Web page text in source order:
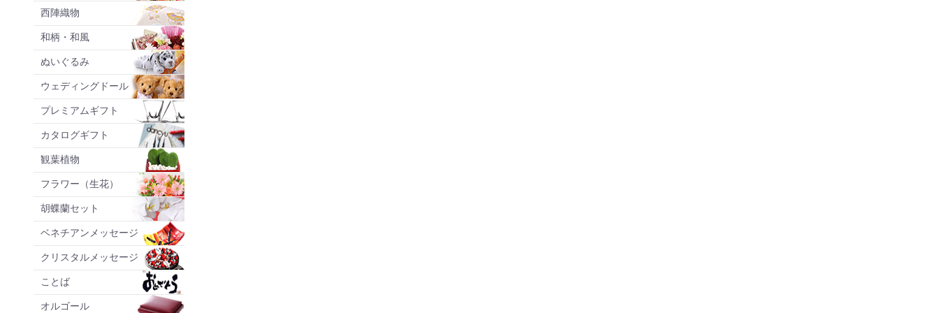
西陣織物
和柄・和風
ぬいぐるみ
ウェディングドール
プレミアムギフト
カタログギフト
観葉植物
フラワー（生花）
胡蝶蘭セット
ベネチアンメッセージ
クリスタルメッセージ
ことば
オルゴール